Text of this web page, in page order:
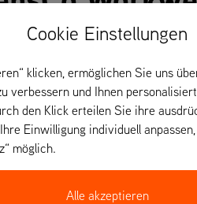
Cookie Einstellungen
klicken, ermöglichen Sie uns
verbessern und Ihnen
den Klick erteilen Sie ihre
Ihre Einwilligung individuell
möglich.
Alle akzeptieren